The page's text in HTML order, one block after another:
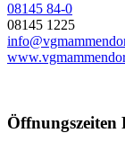
08145 84-0
08145 1225